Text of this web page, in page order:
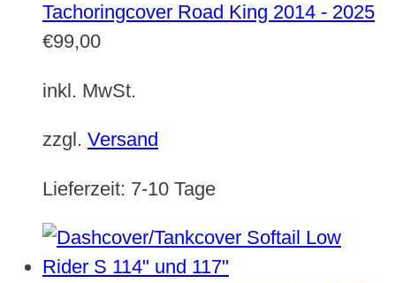
Tachoringcover Road King 2014 - 2025
€99,00
inkl. MwSt.
zzgl. Versand
Lieferzeit: 7-10 Tage